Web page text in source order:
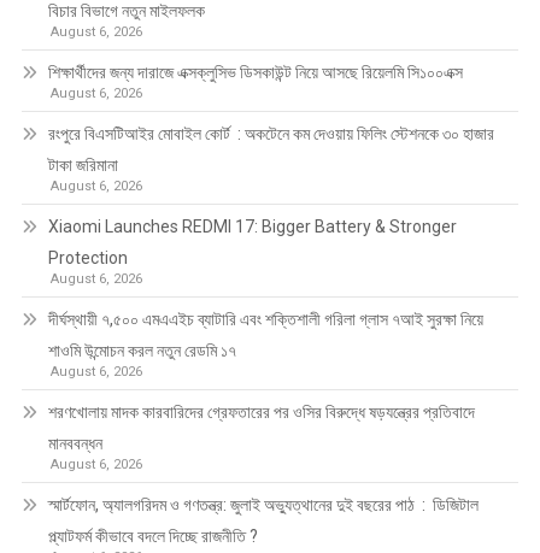
বিচার বিভাগে নতুন মাইলফলক
August 6, 2026
শিক্ষার্থীদের জন্য দারাজে এক্সক্লুসিভ ডিসকাউন্ট নিয়ে আসছে রিয়েলমি সি১০০এক্স
August 6, 2026
রংপুরে বিএসটিআইর মোবাইল কোর্ট : অকটেনে কম দেওয়ায় ফিলিং স্টেশনকে ৩০ হাজার
টাকা জরিমানা
August 6, 2026
Xiaomi Launches REDMI 17: Bigger Battery & Stronger
Protection
August 6, 2026
দীর্ঘস্থায়ী ৭,৫০০ এমএএইচ ব্যাটারি এবং শক্তিশালী গরিলা গ্লাস ৭আই সুরক্ষা নিয়ে
শাওমি উন্মোচন করল নতুন রেডমি ১৭
August 6, 2026
শরণখোলায় মাদক কারবারিদের গ্রেফতারের পর ওসির বিরুদ্ধে ষড়যন্ত্রের প্রতিবাদে
মানববন্ধন
August 6, 2026
স্মার্টফোন, অ্যালগরিদম ও গণতন্ত্র: জুলাই অভ্যুত্থানের দুই বছরের পাঠ : ডিজিটাল
প্ল্যাটফর্ম কীভাবে বদলে দিচ্ছে রাজনীতি ?